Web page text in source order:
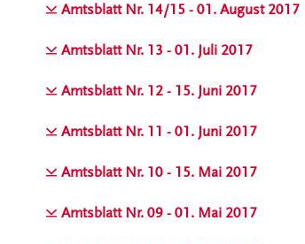
Amtsblatt Nr. 14/15 - 01. August 2017
Amtsblatt Nr. 13 - 01. Juli 2017
Amtsblatt Nr. 12 - 15. Juni 2017
Amtsblatt Nr. 11 - 01. Juni 2017
Amtsblatt Nr. 10 - 15. Mai 2017
Amtsblatt Nr. 09 - 01. Mai 2017